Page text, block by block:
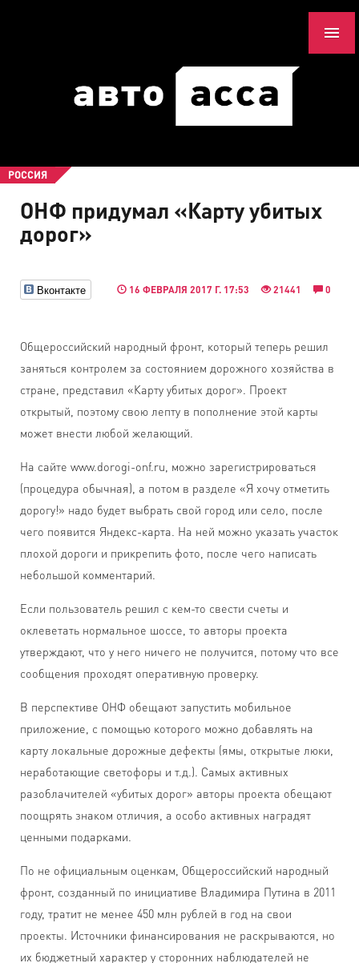
РОССИЯ
ОНФ придумал «Карту убитых
дорог»
Вконтакте 16 ФЕВРАЛЯ 2017 Г. 17:53 21441 0
Общероссийский народный фронт, который теперь решил
заняться контролем за состоянием дорожного хозяйства в
стране, представил «Карту убитых дорог». Проект
открытый, поэтому свою лепту в пополнение этой карты
может внести любой желающий.
На сайте www.dorogi-onf.ru, можно зарегистрироваться
(процедура обычная), а потом в разделе «Я хочу отметить
дорогу!» надо будет выбрать свой город или село, после
чего появится Яндекс-карта. На ней можно указать участок
плохой дороги и прикрепить фото, после чего написать
небольшой комментарий.
Если пользователь решил с кем-то свести счеты и
оклеветать нормальное шоссе, то авторы проекта
утверждают, что у него ничего не получится, потому что все
сообщения проходят оперативную проверку.
В перспективе ОНФ обещают запустить мобильное
приложение, с помощью которого можно добавлять на
карту локальные дорожные дефекты (ямы, открытые люки,
неработающие светофоры и т.д.). Самых активных
разоблачителей «убитых дорог» авторы проекта обещают
поощрять знаком отличия, а особо активных наградят
ценными подарками.
По не официальным оценкам, Общероссийский народный
фронт, созданный по инициативе Владимира Путина в 2011
году, тратит не менее 450 млн рублей в год на свои
проекты. Источники финансирования не раскрываются, но
их бюджетный характер у сторонних наблюдателей не